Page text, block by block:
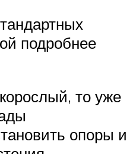
подробнее
то уже
опоры и